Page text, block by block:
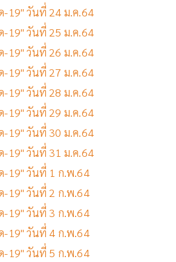
-19" วันที่ 24 ม.ค.64
-19" วันที่ 25 ม.ค.64
-19" วันที่ 26 ม.ค.64
-19" วันที่ 27 ม.ค.64
-19" วันที่ 28 ม.ค.64
-19" วันที่ 29 ม.ค.64
-19" วันที่ 30 ม.ค.64
-19" วันที่ 31 ม.ค.64
-19" วันที่ 1 ก.พ.64
-19" วันที่ 2 ก.พ.64
-19" วันที่ 3 ก.พ.64
-19" วันที่ 4 ก.พ.64
-19" วันที่ 5 ก.พ.64